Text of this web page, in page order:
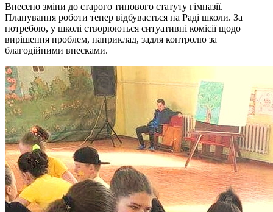
Внесено зміни до старого типового статуту гімназії.
Планування роботи тепер відбувається на Раді школи. За
потребою, у школі створюються ситуативні комісії щодо
вирішення проблем, наприклад, задля контролю за
благодійними внесками.